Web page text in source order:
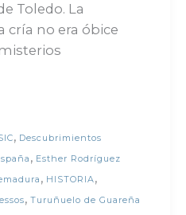
Toledo. La
cría no era óbice
, Descubrimientos
, Esther Rodríguez
, HISTORIA,
, Turuñuelo de Guareña